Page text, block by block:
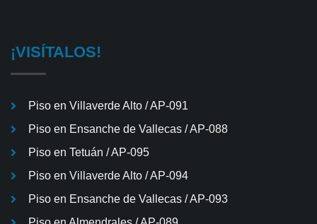
¡VISÍTALOS!
Piso en Villaverde Alto / AP-091
Piso en Ensanche de Vallecas / AP-088
Piso en Tetuán / AP-095
Piso en Villaverde Alto / AP-094
Piso en Ensanche de Vallecas / AP-093